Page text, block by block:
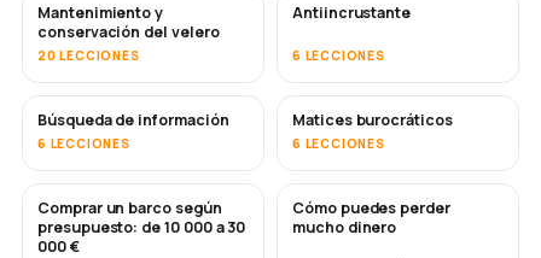
Mantenimiento y
conservación del velero
20 LECCIONES
PRONTO
Antiincrustante
6 LECCIONES
Búsqueda de información
6 LECCIONES
Matices burocráticos
6 LECCIONES
PRONTO
Comprar un barco según
presupuesto: de 10 000 a 30
000 €
PRONTO
Cómo puedes perder
mucho dinero